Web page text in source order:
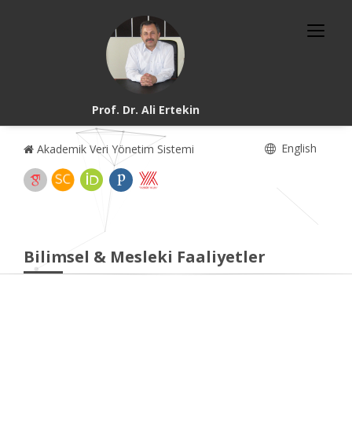
Prof. Dr. Ali Ertekin
Akademik Veri Yönetim Sistemi English
Bilimsel & Mesleki Faaliyetler